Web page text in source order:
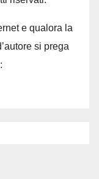
e qualora la
si prega